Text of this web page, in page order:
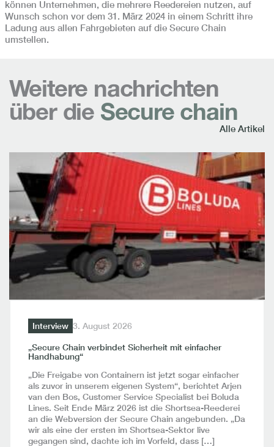
können Unternehmen, die mehrere Reedereien nutzen, auf
Wunsch schon vor dem 31. März 2024 in einem Schritt ihre
Ladung aus allen Fahrgebieten auf die Secure Chain
umstellen.
Weitere nachrichten
über die Secure chain
Alle Artikel
Interview 3. August 2026
„Secure Chain verbindet Sicherheit mit einfacher
Handhabung“
„Die Freigabe von Containern ist jetzt sogar einfacher
als zuvor in unserem eigenen System“, berichtet Arjen
van den Bos, Customer Service Specialist bei Boluda
Lines. Seit Ende März 2026 ist die Shortsea-Reederei
an die Webversion der Secure Chain angebunden. „Da
wir als eine der ersten im Shortsea-Sektor live
gegangen sind, dachte ich im Vorfeld, dass […]